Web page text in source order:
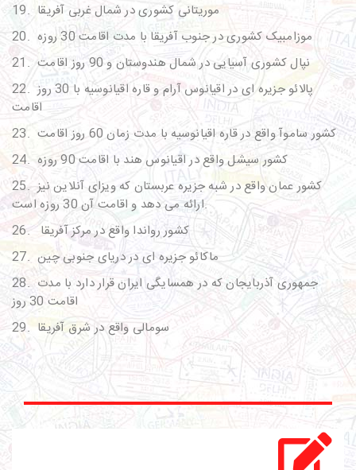
19.
موریتانی کشوری در شمال غربی آفریقا
20.
موزامبیک کشوری در جنوب آفریقا با مدت اقامت 30 روزه
21.
نپال کشوری آسیایی در شمال هندوستان و 90 روز اقامت
22. پالائو جزیره ای در اقیانوس آرام و قاره اقیانوسیه با 30 روز
اقامت
23.
کشور ساموآ واقع در قاره اقیانوسیه با مدت زمان 60 روز اقامت
24.
کشور سیشل واقع در اقیانوس هند با اقامت 90 روزه
25. کشور عمان واقع در شبه جزیره عربستان که ویزای آنلاین نیز
ارائه می دهد و اقامت آن 30 روزه است.
26. کشور رواندا واقع در مرکز آفریقا
27. ماکائو جزیره ای در دریای جنوبی چین
28. جمهوری آذربایجان که در همسایگی ایران قرار دارد با مدت
اقامت 30 روز
29. سومالی واقع در شرق آفریقا